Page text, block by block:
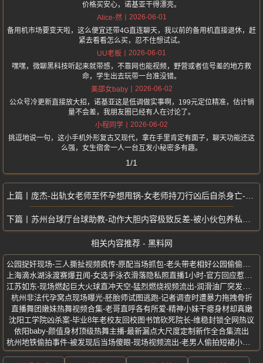
价格买安心，诺基亚干得漂亮。
Alice-然
2026-06-01
备用机市场要变天啦，这么便宜还带4G直连聊天，我以前的备用机直接退休，赶
紧去看看怎么买，忍不住想试试。
UU老板
2026-06-01
嘿嘿，微聊黑科技听起来就带感，不靠网也能视频，野营或者信号差的地方救
命，学生出去玩带一台准没错。
美邵女baby
2026-06-02
公众号冷更新直接放大招，诺基亚这是低调做实事啊，199元定位精准，估计销
量不会差，我朋友圈已经有人在讨论了。
小程同学
2026-06-02
挑逗地说一句，这小手机外形复古又现代，拿在手里肯定有面子，聊天功能还这
么强，女生宿舍一人一台互发小秘密多有趣。
1/1
庞杰-出轨女老师至怀孕想甩锅-女老师持刀行凶后自杀身亡-临沂郯城副校长
苏州台球厅台球助教-动作大胆内容极致反差-被小伙包养私拍视频泄露
相关内容推荐 - 黑料网
杭州非法代孕窝点现场曝光-胚胎师试图逃跑-记者调查时遭暴力拖拽骨折
直播舞团嫩妹热舞视频合集-老哥直呼各有所爱-精神小妹干瘪身材却真嫩
沈阳工学院凶杀案-毕业8年老校友回校图书馆砍死院长-维稳封锁全网热议
依阳baby-颜值身材顶级热舞主播-最新漏点大尺度定制新作全合集流出